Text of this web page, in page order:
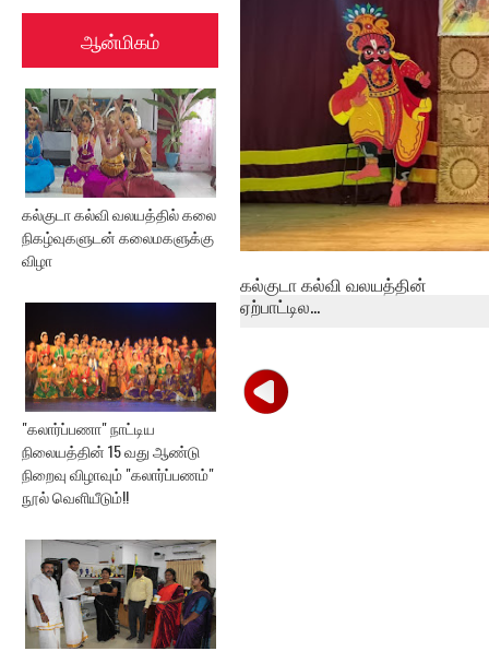
ஆன்மிகம்
கல்குடா கல்வி வலயத்தில் கலை
நிகழ்வுகளுடன் கலைமகளுக்கு
விழா
"கலார்ப்பணா" நாட்டிய
நிலையத்தின் 15 வது ஆண்டு
நிறைவு விழாவும் "கலார்ப்பணம்"
நூல் வெளியீடும்!!
கல்குடா கல்வி வலயத்தின்
ஏற்பாட்டில...